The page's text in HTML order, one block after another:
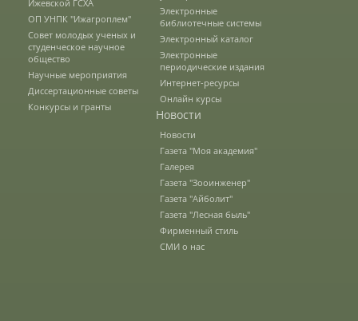
Направления подготовки
Научные разработки
Консультационные услуги
Список публикаций
Информационные системы
Ижевской ГСХА
ОП УНПК "Ижагроплем"
Совет молодых ученых и
студенческое научное
общество
Научные мероприятия
Диссертационные советы
Конкурсы и гранты
Электронные
библиотечные системы
Электронный каталог
Электронные
периодические издания
Интернет-ресурсы
Онлайн курсы
Новости
Новости
Газета "Моя академия"
Галерея
Газета "Зооинженер"
Газета "Айболит"
Газета "Лесная быль"
Фирменный стиль
СМИ о нас